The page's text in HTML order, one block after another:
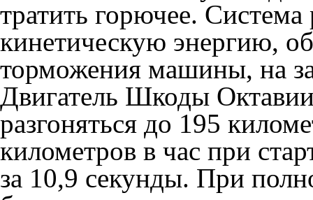
тратить горючее. Система
кинетическую энергию,
торможения машины, на
Двигатель Шкоды
разгоняться до 195
километров в час при
за 10,9 секунды. При